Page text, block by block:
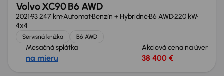
Volvo XC90 B6 AWD
202193 247 kmAutomatBenzín + HybridnéB6 AWD220 kW
4x4
Servisná knižka B6 AWD
Mesačná splátka
na mieru
Akciová cena na úver
38 400 €
Zlacnené o 2 900 €